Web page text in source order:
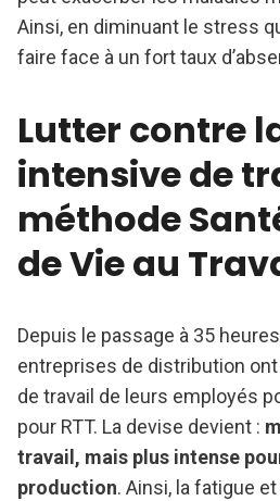
Ainsi, en diminuant le stress
faire face à un fort taux
Lutter contre
intensive de
méthode
de Vie au
Depuis le passage à 35
entreprises de distribution
de travail de leurs employés
pour RTT. La devise devient :
travail, mais plus intense
production. Ainsi, la fatigue